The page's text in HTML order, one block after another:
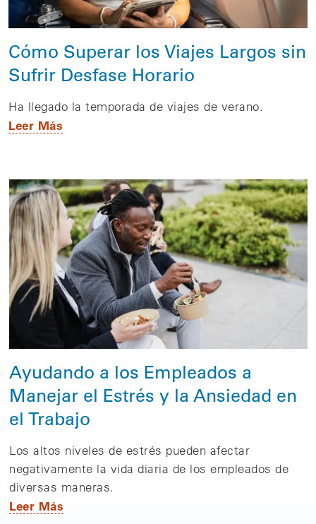
Cómo Superar los Viajes Largos sin
Sufrir Desfase Horario
Ha llegado la temporada de viajes de verano.
Leer Más
Ayudando a los Empleados a
Manejar el Estrés y la Ansiedad en
el Trabajo
Los altos niveles de estrés pueden afectar
negativamente la vida diaria de los empleados de
diversas maneras.
Leer Más